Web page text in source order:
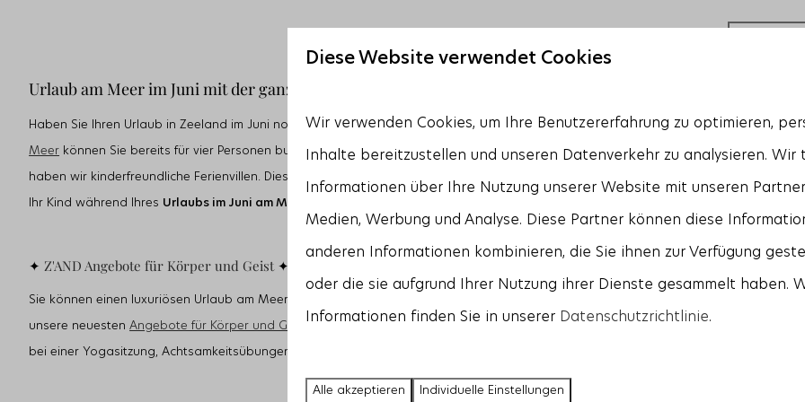
Urlaub am Meer im Juni mit der ganzen Familie
Haben Sie Ihren Urlaub in Zeeland im Juni noch nicht gebucht? Dann kommen Sie und verbringen Sie Ihren Urlaub am Meer mit der
Meer können Sie bereits für vier Personen buchen. Aber auch größere Gruppen können bei Z'ANDvillas in unseren Ferienvillen für
haben wir kinderfreundliche Ferienvillen. Diese Villen verfügen unter anderem über einen Hochstuhl und ein Kinderbett. Außerdem
Ihr Kind während Ihres Urlaubs im Juni am Meer nach Herzenslust spielen kann.
✦ Z'AND Angebote für Körper und Geist✦
Sie können einen luxuriösen Urlaub am Meer in Z'ANDvillas genießen. Informieren Sie sich über
unsere neuestenAngebote für Körper und Geist
bei einer Yogasitzung, Achtsamkeitsübungen oder einem Spaziergang in der Natur.
Z'AND Dienstleistungen
Nutzen Sie unseren
, oder holen Sie
Diese Website verwendet Cookies
Wir verwenden Cookies, um Ihre Benutzererfahrung zu optimieren,
Inhalte bereitzustellen und unseren Datenverkehr zu analysieren. Wir
Informationen über Ihre Nutzung unserer Website mit unseren
Medien, Werbung und Analyse. Diese Partner können diese
anderen Informationen kombinieren, die Sie ihnen zur Verfügung
oder die sie aufgrund Ihrer Nutzung ihrer Dienste gesammelt haben.
Informationen finden Sie in unserer Datenschutzrichtlinie.
Alle akzeptieren Individuelle Einstellungen